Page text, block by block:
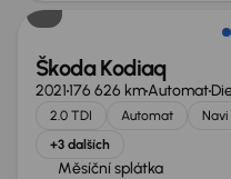
Škoda Kodiaq
2021176 626 kmAutomat
2.0 TDI Automat Navi
+3 dalších
Měsíční splátka